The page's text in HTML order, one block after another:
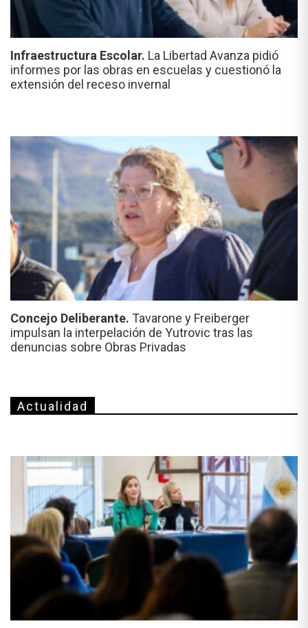
Infraestructura Escolar. La Libertad Avanza pidió
informes por las obras en escuelas y cuestionó la
extensión del receso invernal
Concejo Deliberante. Tavarone y Freiberger
impulsan la interpelación de Yutrovic tras las
denuncias sobre Obras Privadas
Actualidad